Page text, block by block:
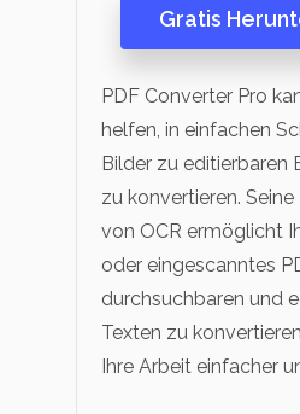
Gratis
PDF Converter Pro
helfen, in einfachen
Bilder zu editierbaren
zu konvertieren.
von OCR ermöglicht
oder eingescanntes
durchsuchbaren und
Texten zu
Ihre Arbeit einfacher